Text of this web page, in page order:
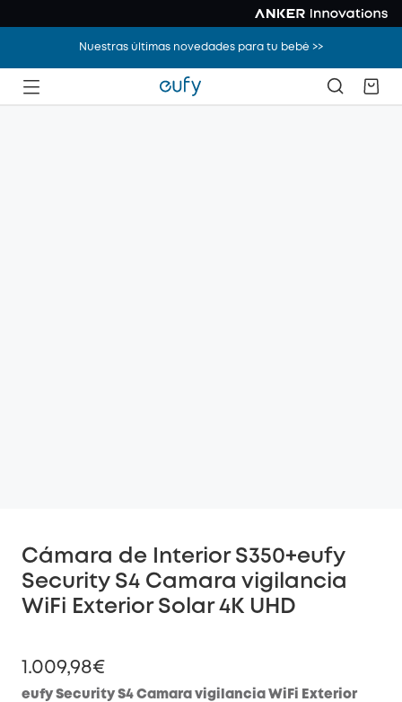
Nuestras últimas novedades para tu bebé >>
Cámara de Interior S350+eufy
Security S4 Camara vigilancia
WiFi Exterior Solar 4K UHD
1.009,98€
eufy Security S4 Camara vigilancia WiFi Exterior